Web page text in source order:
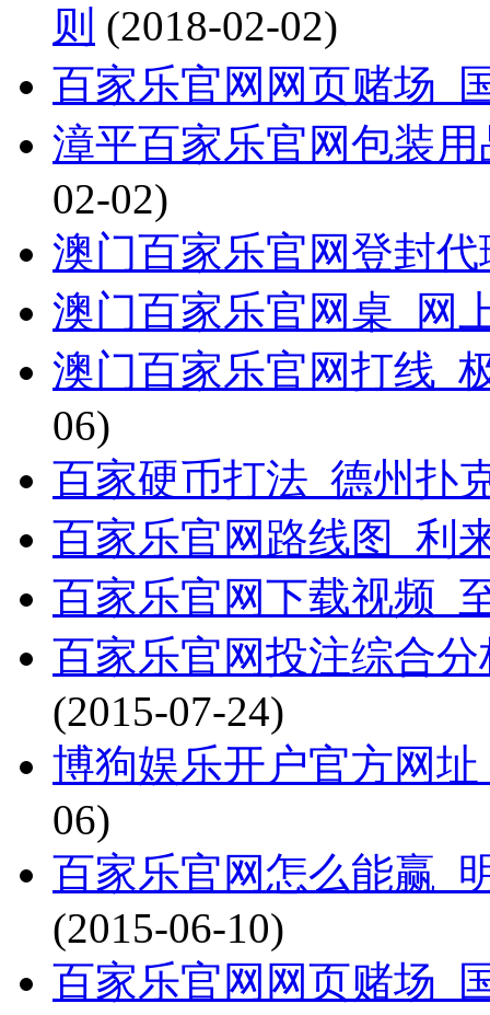
则 (2018-02-02)
百家乐官网网页赌场_
漳平百家乐官网包装
02-02)
澳门百家乐官网登封
澳门百家乐官网桌_网
澳门百家乐官网打线_
06)
百家硬币打法_德州扑
百家乐官网路线图_利
百家乐官网下载视频_
百家乐官网投注综合
(2015-07-24)
博狗娱乐开户官方网
06)
百家乐官网怎么能赢_
(2015-06-10)
百家乐官网网页赌场_